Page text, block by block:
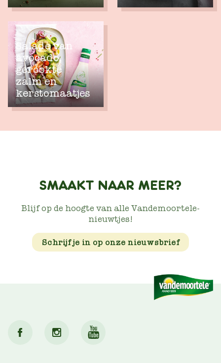
Salade van
avocado,
gerookte
zalm en
kerstomaatjes
SMAAKT NAAR MEER?
Blijf op de hoogte van alle Vandemoortele-
nieuwtjes!
Schrijf je in op onze nieuwsbrief